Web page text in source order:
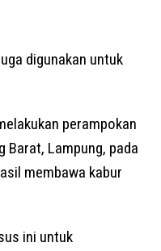
digunakan untuk
perampokan
Barat, Lampung, pada
membawa kabur
ini untuk